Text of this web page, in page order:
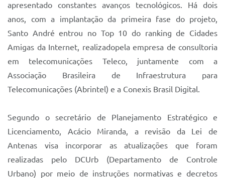
apresentado constantes avanços tecnológicos. Há dois
anos, com a implantação da primeira fase do projeto,
Santo André entrou no Top 10 do ranking de Cidades
Amigas da Internet, realizadopela empresa de consultoria
em telecomunicações Teleco, juntamente com a
Associação Brasileira de Infraestrutura para
Telecomunicações (Abrintel) e a Conexis Brasil Digital.
Segundo o secretário de Planejamento Estratégico e
Licenciamento, Acácio Miranda, a revisão da Lei de
Antenas visa incorporar as atualizações que foram
realizadas pelo DCUrb (Departamento de Controle
Urbano) por meio de instruções normativas e decretos